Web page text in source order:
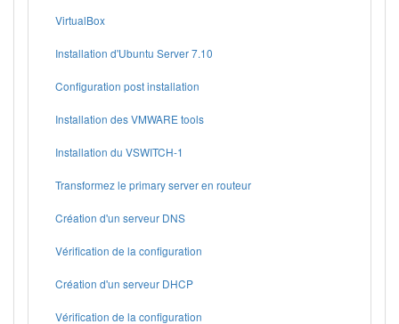
VirtualBox
Installation d'Ubuntu Server 7.10
Configuration post installation
Installation des VMWARE tools
Installation du VSWITCH-1
Transformez le primary server en routeur
Création d'un serveur DNS
Vérification de la configuration
Création d'un serveur DHCP
Vérification de la configuration